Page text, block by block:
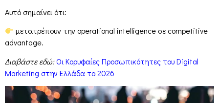
Αυτό σημαίνει ότι:
μετατρέπουν την operational intelligence σε competitive
advantage.
Διαβάστε εδώ:Οι Κορυφαίες Προσωπικότητες του Digital
Marketing στην Ελλάδα το 2026